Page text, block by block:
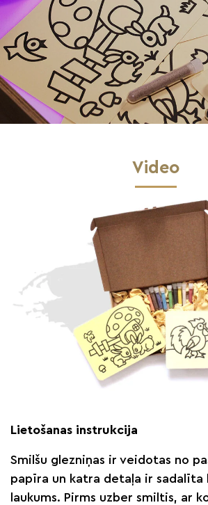
Video
Lietošanas instrukcija
Smilšu glezniņas ir veidotas no
papīra un katra detaļa ir sadalīta
laukums. Pirms uzber smiltis, ar